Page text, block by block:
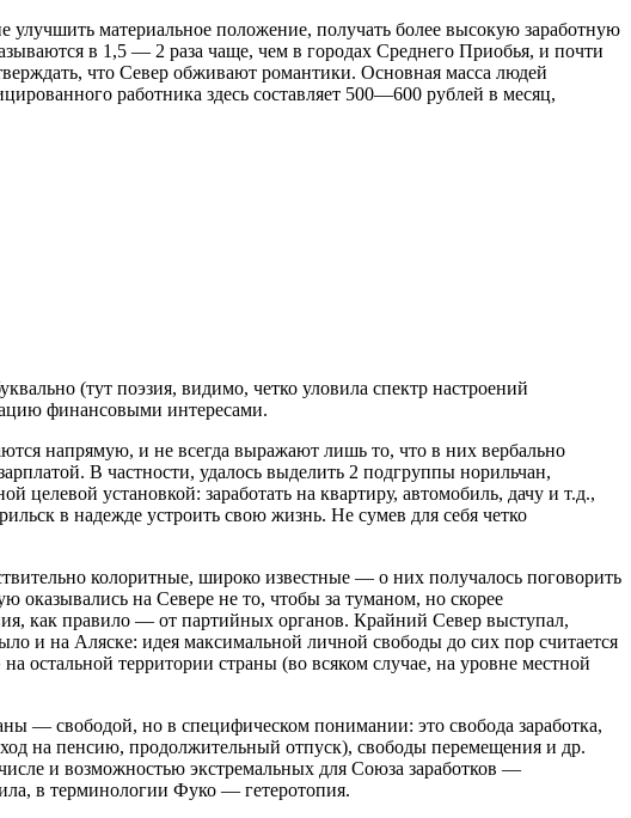
материальное положение, получать более высокую заработную
в 1,5 — 2 раза чаще, чем в городах Среднего Приобья, и почти
что Север обживают романтики. Основная масса людей
работника здесь составляет 500—600 рублей в месяц,
(тут поэзия, видимо, четко уловила спектр настроений
финансовыми интересами.
напрямую, и не всегда выражают лишь то, что в них вербально
В частности, удалось выделить 2 подгруппы норильчан,
установкой: заработать на квартиру, автомобиль, дачу и т.д.,
в надежде устроить свою жизнь. Не сумев для себя четко
колоритные, широко известные — о них получалось поговорить
оказывались на Севере не то, чтобы за туманом, но скорее
как правило — от партийных органов. Крайний Север выступал,
и на Аляске: идея максимальной личной свободы до сих пор считается
остальной территории страны (во всяком случае, на уровне местной
— свободой, но в специфическом понимании: это свобода заработка,
на пенсию, продолжительный отпуск), свободы перемещения и др.
и возможностью экстремальных для Союза заработков —
в терминологии Фуко — гетеротопия.